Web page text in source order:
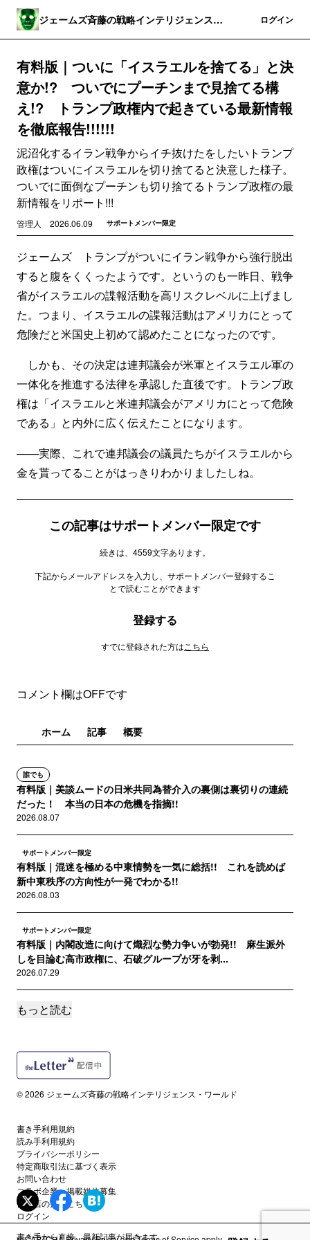
ジェームズ斉藤の戦略インテリジェンス・
ログイン
有料版｜ついに「イスラエルを捨てる」と決
意か!? ついでにプーチンまで見捨てる構
え!? トランプ政権内で起きている最新情報
を徹底報告!!!!!!
泥沼化するイラン戦争からイチ抜けたをしたいトランプ
政権はついにイスラエルを切り捨てると決意した様子。
ついでに面倒なプーチンも切り捨てるトランプ政権の最
新情報をリポート!!!
管理人 2026.06.09 サポートメンバー限定
ジェームズ トランプがついにイラン戦争から強行脱出
すると腹をくくったようです。というのも一昨日、戦争
省がイスラエルの諜報活動を高リスクレベルに上げまし
た。つまり、イスラエルの諜報活動はアメリカにとって
危険だと米国史上初めて認めたことになったのです。
しかも、その決定は連邦議会が米軍とイスラエル軍の
一体化を推進する法律を承認した直後です。トランプ政
権は「イスラエルと米連邦議会がアメリカにとって危険
である」と内外に広く伝えたことになります。
——実際、これで連邦議会の議員たちがイスラエルから
金を貰ってることがはっきりわかりましたしね。
この記事はサポートメンバー限定です
続きは、4559文字あります。
下記からメールアドレスを入力し、サポートメンバー登録するこ
とで読むことができます
登録する
すでに登録された方は こちら
コメント欄はOFFです
ホーム 記事 概要
誰でも
有料版｜美談ムードの日米共同為替介入の裏側は裏切りの連続
だった！ 本当の日本の危機を指摘!!
2026.08.07
サポートメンバー限定
有料版｜混迷を極める中東情勢を一気に総括!! これを読めば
新中東秩序の方向性が一発でわかる!!
2026.08.03
サポートメンバー限定
有料版｜内閣改造に向けて熾烈な勢力争いが勃発!! 麻生派外
しを目論む高市政権に、石破グループが牙を剥...
2026.07.29
サポートメンバー限定
2026.07.28
有料版｜連日のイラン空爆は実は中国叩き!? 中国の最強ＡＩ
2026.07.22
サポートメンバー限定
有料版｜最近、なぜＬＧＢＴ運動が起きないのか？ アメリカ
の極左がいま夢中になっている反ＡＩデータセン...
2026.07.19
もっと読む
書き手から直接、最新記事が届きます。
© 2026 ジェームズ斉藤の戦略インテリジェンス・ワールド
書き手利用規約
読み手利用規約
プライバシーポリシー
特定商取引法に基づく表示
お問い合わせ
コラボ企業・掲載媒体募集
代理店の方はこちら
ログイン